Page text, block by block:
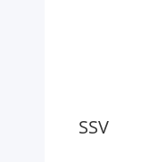
SSV